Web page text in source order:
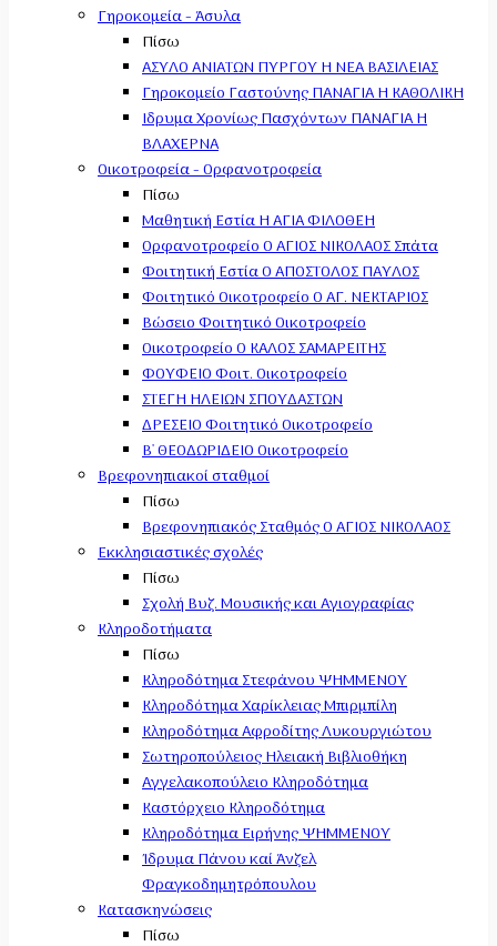
Γηροκομεία - Άσυλα
Πίσω
ΑΣΥΛΟ ΑΝΙΑΤΩΝ ΠΥΡΓΟΥ Η ΝΕΑ ΒΑΣΙΛΕΙΑΣ
Γηροκομείο Γαστούνης ΠΑΝΑΓΙΑ Η ΚΑΘΟΛΙΚΗ
Ιδρυμα Χρονίως Πασχόντων ΠΑΝΑΓΙΑ Η
ΒΛΑΧΕΡΝΑ
Οικοτροφεία - Ορφανοτροφεία
Πίσω
Μαθητική Εστία Η ΑΓΙΑ ΦΙΛΟΘΕΗ
Ορφανοτροφείο Ο ΑΓΙΟΣ ΝΙΚΟΛΑΟΣ Σπάτα
Φοιτητική Εστία Ο ΑΠΟΣΤΟΛΟΣ ΠΑΥΛΟΣ
Φοιτητικό Οικοτροφείο Ο ΑΓ. ΝΕΚΤΑΡΙΟΣ
Βώσειο Φοιτητικό Οικοτροφείο
Οικοτροφείο Ο ΚΑΛΟΣ ΣΑΜΑΡΕΙΤΗΣ
ΦΟΥΦΕΙΟ Φοιτ. Οικοτροφείο
ΣΤΕΓΗ ΗΛΕΙΩΝ ΣΠΟΥΔΑΣΤΩΝ
ΔΡΕΣΕΙΟ Φοιτητικό Οικοτροφείο
Β' ΘΕΟΔΩΡΙΔΕΙΟ Οικοτροφείο
Βρεφονηπιακοί σταθμοί
Πίσω
Βρεφονηπιακός Σταθμός Ο ΑΓΙΟΣ ΝΙΚΟΛΑΟΣ
Εκκλησιαστικές σχολές
Πίσω
Σχολή Βυζ. Μουσικής και Αγιογραφίας
Κληροδοτήματα
Πίσω
Κληροδότημα Στεφάνου ΨΗΜΜΕΝΟΥ
Κληροδότημα Χαρίκλειας Μπιρμπίλη
Κληροδότημα Αφροδίτης Λυκουργιώτου
Σωτηροπούλειος Ηλειακή Βιβλιοθήκη
Αγγελακοπούλειο Κληροδότημα
Καστόρχειο Κληροδότημα
Κληροδότημα Ειρήνης ΨΗΜΜΕΝΟΥ
Ίδρυμα Πάνου καί Άνζελ
Φραγκοδημητρόπουλου
Κατασκηνώσεις
Πίσω